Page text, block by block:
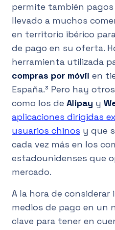
permite también pagos
llevado a muchos
en territorio ibérico
de pago en su oferta.
herramienta utilizada
compras por móvil en
España.³ Pero hay
como los de Alipay y
aplicaciones dirigidas
usuarios chinos y que
cada vez más en los
estadounidenses que
mercado.
A la hora de
medios de pago en un
clave para tener en